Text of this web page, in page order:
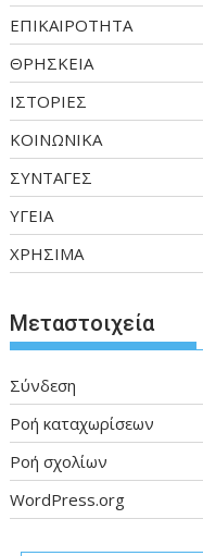
ΕΠΙΚΑΙΡΟΤΗΤΑ
ΘΡΗΣΚΕΙΑ
ΙΣΤΟΡΙΕΣ
ΚΟΙΝΩΝΙΚΑ
ΣΥΝΤΑΓΕΣ
ΥΓΕΙΑ
ΧΡΗΣΙΜΑ
Μεταστοιχεία
Σύνδεση
Ροή καταχωρίσεων
Ροή σχολίων
WordPress.org